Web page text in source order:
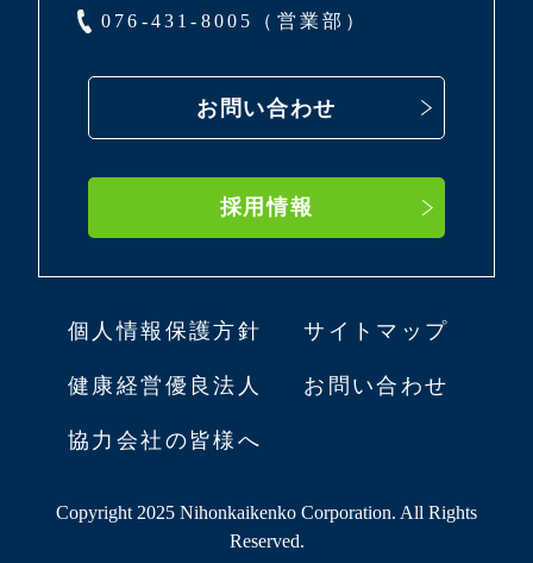
076-431-8005（営業部）
お問い合わせ
採用情報
個人情報保護方針 サイトマップ
健康経営優良法人 お問い合わせ
協力会社の皆様へ
Copyright 2025 Nihonkaikenko Corporation. All Rights
Reserved.